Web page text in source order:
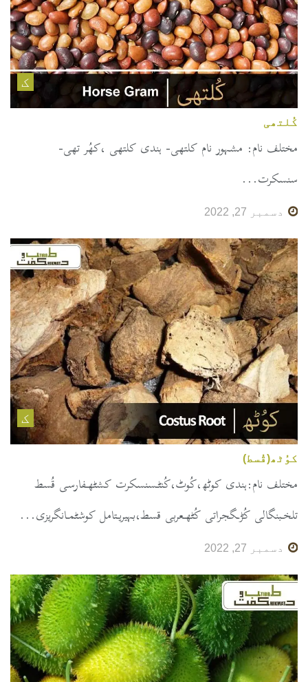
ک
کُلتھی
مختلف نام: مشہور نام کلتھی- ہندی کلتھی ،کھُر تھی-
سنسکرت...
دسمبر 27, 2022
ک
کوُٹھ(قُسط)
مختلف نام:ہندی کوٹھ،کُوٹ،کُنٹـسنسکرت کشٹھـفارسی قُسط
تلخـبنگالی کُڑـگجراتی کُٹھـعربی قسط،بہیریـتامل کوشٹمـانگریزی...
دسمبر 27, 2022